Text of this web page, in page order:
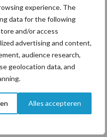
experience. The
data for the following
and/or access
advertising and content,
audience research,
geolocation data, and
Alles accepteren
Hittestress